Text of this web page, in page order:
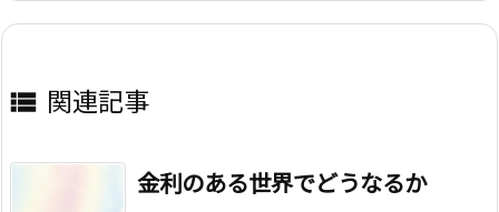
 関連記事
金利のある世界でどうなるか